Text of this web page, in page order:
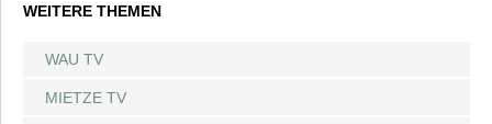
WEITERE THEMEN
WAU TV
MIETZE TV